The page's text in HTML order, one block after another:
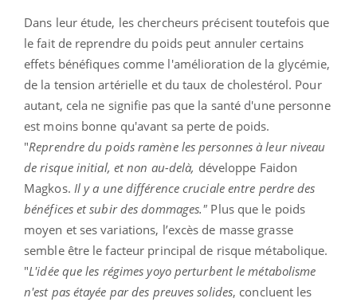
Dans leur étude, les chercheurs précisent toutefois que
le fait de reprendre du poids peut annuler certains
effets bénéfiques comme l'amélioration de la glycémie,
de la tension artérielle et du taux de cholestérol. Pour
autant, cela ne signifie pas que la santé d'une personne
est moins bonne qu'avant sa perte de poids.
"Reprendre du poids ramène les personnes à leur niveau
de risque initial, et non au-delà, développe Faidon
Magkos. Il y a une différence cruciale entre perdre des
bénéfices et subir des dommages." Plus que le poids
moyen et ses variations, l’excès de masse grasse
semble être le facteur principal de risque métabolique.
"L'idée que les régimes yoyo perturbent le métabolisme
n'est pas étayée par des preuves solides, concluent les